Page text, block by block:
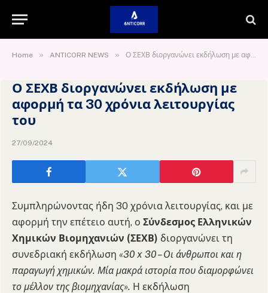
Home » ANTICORR NEWS » Ο ΣΕΧΒ διοργανώνει εκδήλωση με αφορμή τα 30 χρόνια λειτουργίας του
Ο ΣΕΧΒ διοργανώνει εκδήλωση με
αφορμή τα 30 χρόνια λειτουργίας
του
27/09/2024
Συμπληρώνοντας ήδη 30 χρόνια λειτουργίας, και με
αφορμή την επέτειο αυτή, ο Σύνδεσμος Ελληνικών
Χημικών Βιομηχανιών (ΣΕΧΒ) διοργανώνει τη
συνεδριακή εκδήλωση «30 x 30 – Οι άνθρωποι και η
παραγωγή χημικών. Μία μακρά ιστορία που διαμορφώνει
το μέλλον της βιομηχανίας». Η εκδήλωση